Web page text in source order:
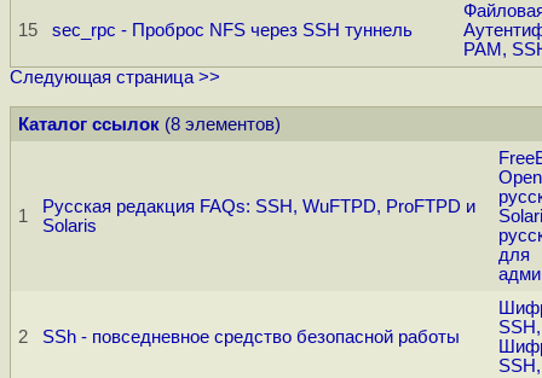
15 sec_rpc - Проброс NFS через SSH туннель
PAM,
Следующая страница >>
Каталог ссылок (8 элементов)
1
Русская редакция FAQs: SSH, WuFTPD, ProFTPD и
Solaris
для
2 SSh - повседневное средство безопасной работы